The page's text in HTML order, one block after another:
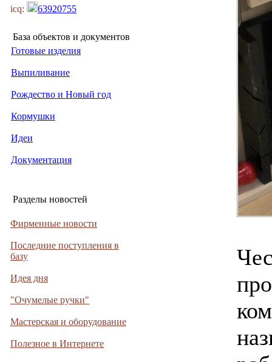
icq: 63920755
База объектов и документов
Готовые изделия
Выпиливание
Рождество и Новый год
Кормушки
Идеи
Документация
Разделы новостей
Фирменные новости
Последние поступления в
базу
Идея дня
"Очумелые ручки"
Мастерская и оборудование
Полезное в Интернете